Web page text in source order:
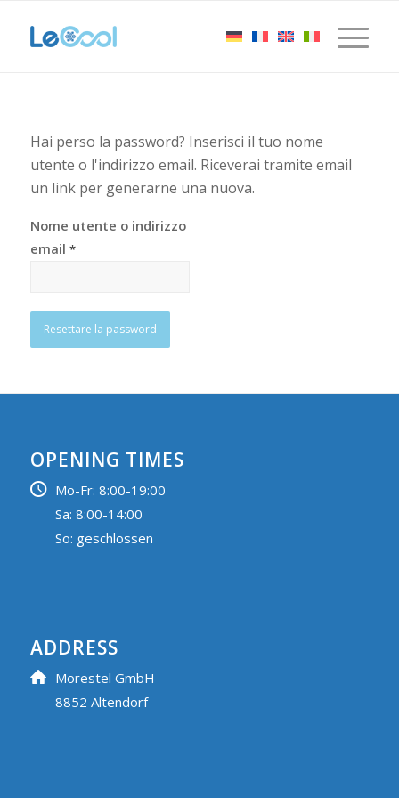
Hai perso la password? Inserisci il tuo nome
utente o l'indirizzo email. Riceverai tramite email
un link per generarne una nuova.
Nome utente o indirizzo
email *
Resettare la password
OPENING TIMES
Mo-Fr: 8:00-19:00
Sa: 8:00-14:00
So: geschlossen
ADDRESS
Morestel GmbH
8852 Altendorf